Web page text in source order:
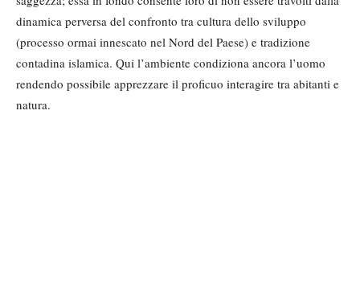
dinamica perversa del confronto tra cultura dello sviluppo
(processo ormai innescato nel Nord del Paese) e tradizione
contadina islamica. Qui l’ambiente condiziona ancora l’uomo
rendendo possibile apprezzare il proficuo interagire tra abitanti e
natura.